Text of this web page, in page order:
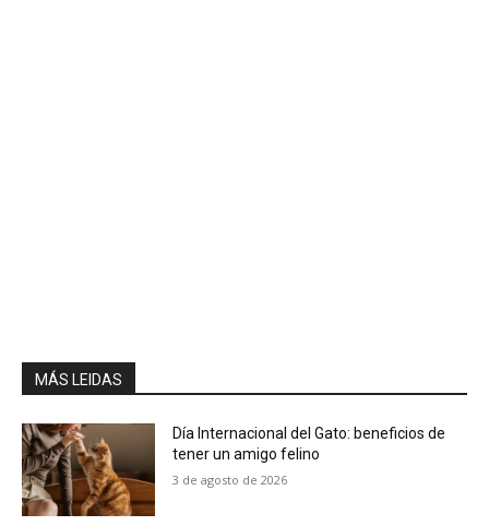
MÁS LEIDAS
Día Internacional del Gato: beneficios de
tener un amigo felino
3 de agosto de 2026